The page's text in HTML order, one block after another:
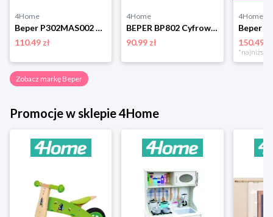
4Home
Beper P302MAS002 Pistolet do masażu Acu
110.49 zł
4Home
BEPER BP802 Cyfrowa waga kuchenna z miską Beper
90.99 zł
4Home
150.49 zł
Zobacz markę Beper
Promocje w sklepie 4Home